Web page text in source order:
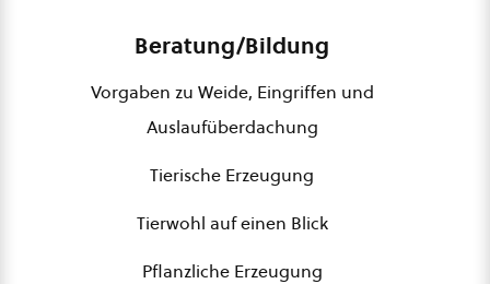
Beratung/Bildung
Vorgaben zu Weide, Eingriffen und
Auslaufüberdachung
Tierische Erzeugung
Tierwohl auf einen Blick
Pflanzliche Erzeugung